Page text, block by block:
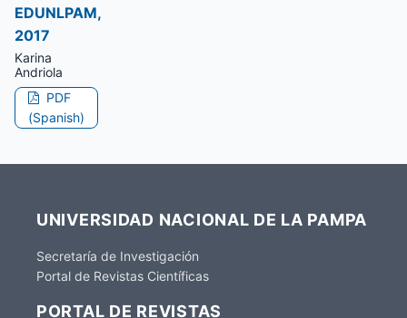
EDUNLPAM,
2017
Karina
Andriola
PDF
(Spanish)
UNIVERSIDAD NACIONAL DE LA PAMPA
Secretaría de Investigación
Portal de Revistas Científicas
PORTAL DE REVISTAS